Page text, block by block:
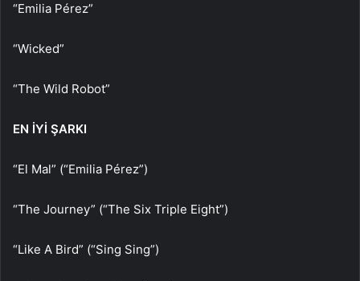
“Emilia Pérez”
“Wicked”
“The Wild Robot”
EN İYİ ŞARKI
“El Mal” (“Emilia Pérez”)
“The Journey” (“The Six Triple Eight”)
“Like A Bird” (“Sing Sing”)